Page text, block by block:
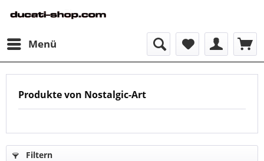
Menü
Produkte von Nostalgic-Art
Filtern